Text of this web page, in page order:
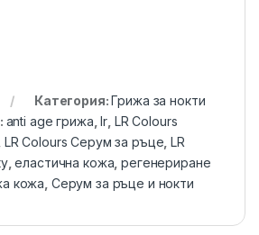
Категория: Грижа за нокти
anti age грижа, lr, LR Colours
LR Colours Серум за ръце, LR
,еластична кожа,регенериране
кожа, Серум за ръце и нокти